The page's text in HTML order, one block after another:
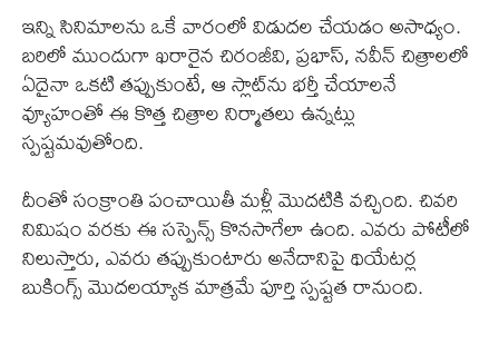
ఇన్ని సినిమాలను ఒకే వారంలో విడుదల చేయడం అసాధ్యం.
బరిలో ముందుగా ఖరారైన చిరంజీవి, ప్రభాస్, నవీన్ చిత్రాలలో
ఏదైనా ఒకటి తప్పుకుంటే, ఆ స్లాట్‌ను భర్తీ చేయాలనే
వ్యూహంతో ఈ కొత్త చిత్రాల నిర్మాతలు ఉన్నట్లు
స్పష్టమవుతోంది.
దీంతో సంక్రాంతి పంచాయితీ మళ్లీ మొదటికి వచ్చింది. చివరి
నిమిషం వరకు ఈ సస్పెన్స్ కొనసాగేలా ఉంది. ఎవరు పోటీలో
నిలుస్తారు, ఎవరు తప్పుకుంటారు అనేదానిపై థియేటర్ల
బుకింగ్స్ మొదలయ్యాక మాత్రమే పూర్తి స్పష్టత రానుంది.